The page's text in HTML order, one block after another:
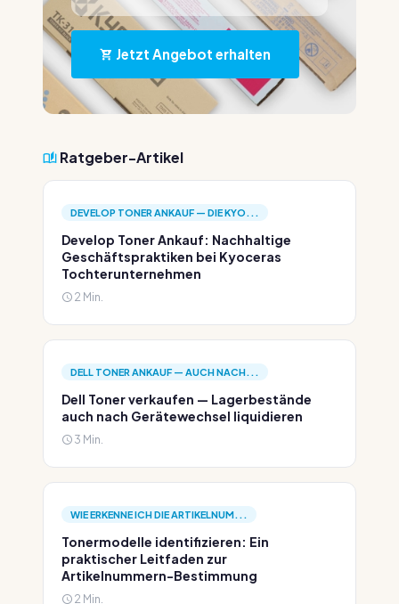
Jetzt Angebot erhalten
Ratgeber-Artikel
DEVELOP TONER ANKAUF — DIE KYO...
Develop Toner Ankauf: Nachhaltige
Geschäftspraktiken bei Kyoceras
Tochterunternehmen
2 Min.
DELL TONER ANKAUF — AUCH NACH...
Dell Toner verkaufen — Lagerbestände
auch nach Gerätewechsel liquidieren
3 Min.
WIE ERKENNE ICH DIE ARTIKELNUM...
Tonermodelle identifizieren: Ein
praktischer Leitfaden zur
Artikelnummern-Bestimmung
2 Min.